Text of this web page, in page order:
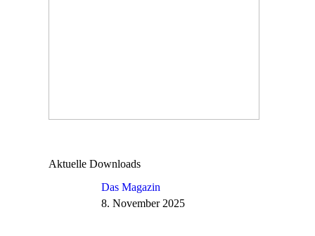
Aktuelle Downloads
Das Magazin
8. November 2025